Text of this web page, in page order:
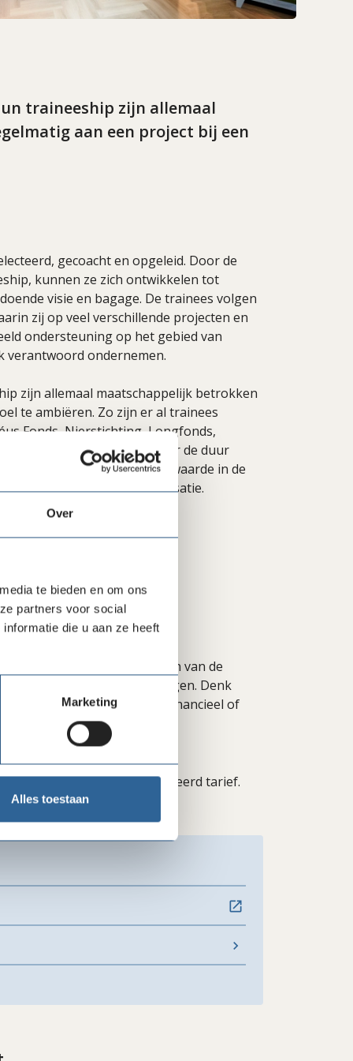
Over
te bieden en om ons
partners voor social
die u aan ze heeft
Marketing
Alles toestaan
traineeship zijn allemaal
aan een project bij een
gecoacht en opgeleid. Door de
kunnen ze zich ontwikkelen tot
visie en bagage. De trainees volgen
zij op veel verschillende projecten en
ondersteuning op het gebied van
verantwoord ondernemen.
zijn allemaal maatschappelijk betrokken
te ambiëren. Zo zijn er al trainees
Fonds, Nierstichting, Longfonds,
kan ingezet worden voor de duur
zit de meerwaarde in de
trainee binnen de organisatie.
en Welzijn. De achtergronden van de
geschoold in diverse richtingen. Denk
HRM, financieel of
inzetten tegen een gereduceerd tarief.
Select (achter de inlog).